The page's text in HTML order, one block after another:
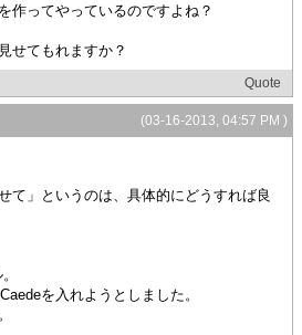
作ってやっているのですよね？
せてもれますか？
Quote
(03-16-2013, 04:57 PM )
て」というのは、具体的にどうすれば良
を入れようとしました。